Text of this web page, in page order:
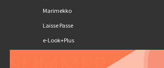
Marimekko
Laisse Passe
e-Look+Plus